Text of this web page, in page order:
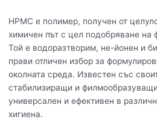
HPMC е полимер, получен от
химичен път с цел подобряване на
Той е водоразтворим, не-йонен и
прави отличен избор за
околната среда. Известен със
стабилизиращи и
универсален и ефективен в
хигиена.